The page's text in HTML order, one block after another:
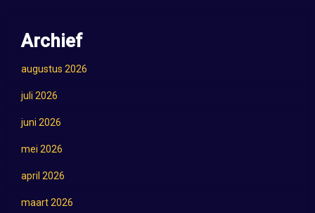
Archief
augustus 2026
juli 2026
juni 2026
mei 2026
april 2026
maart 2026